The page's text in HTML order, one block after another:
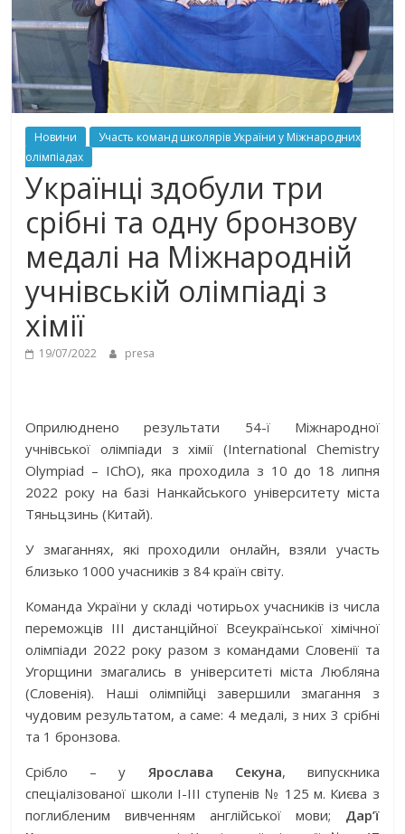
Новини
Участь команд школярів України у Міжнародних
олімпіадах
Українці здобули три
срібні та одну бронзову
медалі на Міжнародній
учнівській олімпіаді з
хімії
19/07/2022 presa
Оприлюднено результати 54-ї Міжнародної
учнівської олімпіади з хімії (International Chemistry
Olympiad – IChO), яка проходила з 10 до 18 липня
2022 року на базі Нанкайського університету міста
Тяньцзинь (Китай).
У змаганнях, які проходили онлайн, взяли участь
близько 1000 учасників з 84 країн світу.
Команда України у складі чотирьох учасників із числа
переможців IІІ дистанційної Всеукраїнської хімічної
олімпіади 2022 року разом з командами Словенії та
Угорщини змагались в університеті міста Любляна
(Словенія). Наші олімпійці завершили змагання з
чудовим результатом, а саме: 4 медалі, з них 3 срібні
та 1 бронзова.
Срібло – у Ярослава Секуна, випускника
спеціалізованої школи І-ІІІ ступенів № 125 м. Києва з
поглибленим вивченням англійської мови; Дар’ї